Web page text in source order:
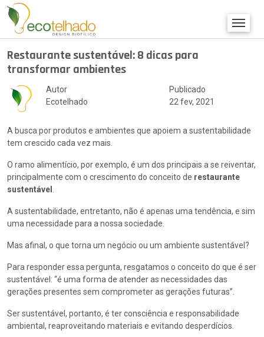
Restaurante sustentável: 8 dicas para
transformar ambientes
Autor
Ecotelhado
Publicado
22 fev, 2021
A busca por produtos e ambientes que apoiem a sustentabilidade
tem crescido cada vez mais.
O ramo alimentício, por exemplo, é um dos principais a se reiventar,
principalmente com o crescimento do conceito de restaurante
sustentável .
A sustentabilidade, entretanto, não é apenas uma tendência, e sim
uma necessidade para a nossa sociedade.
Mas afinal, o que torna um negócio ou um ambiente sustentável?
Para responder essa pergunta, resgatamos o conceito do que é ser
sustentável: “é uma forma de atender as necessidades das
gerações presentes sem comprometer as gerações futuras”.
Ser sustentável, portanto, é ter consciência e responsabilidade
ambiental, reaproveitando materiais e evitando desperdícios.